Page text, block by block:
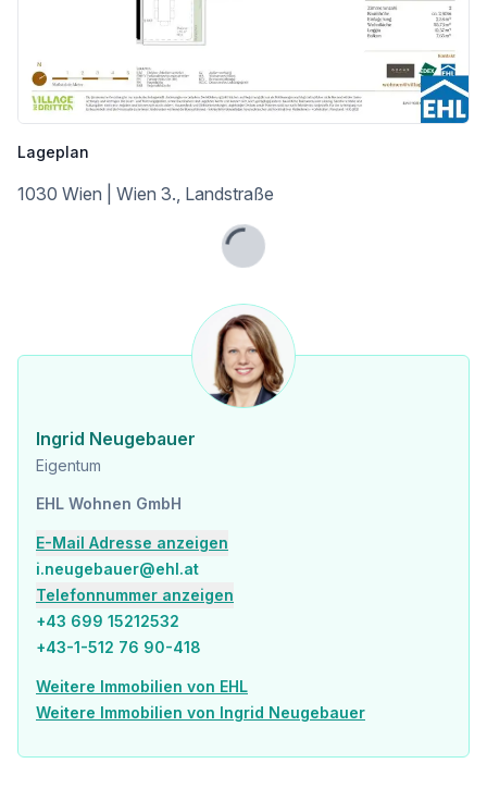
So entsteht ein Wohnraum, der nicht nur für heute, sondern auch für kommende Generationen gedacht ist. Nachhaltigkeits-Pioniere und Eco-Tech-Affine finden hier einen Lebensstil, der ökologisches Bewusstsein und modernen Komfort verbindet.
VILLAGE IM DRITTEN setzt in puncto Energieversorgung europaweit neue Maßstäbe. So viel Energie wie möglich soll vor Ort produziert und verwendet werden. Zum Einsatz kommen dabei 500 Erdwärmesonden mit 150 Tiefe, mehrere großflächige Dach-PV-Anlagen mit über einem Megawatt installierter Leistung, Wärmepumpen und ein Anschluss an die Fernwärme. Bis zu 80 Prozent der Heizenergie im VILLAGE IM DRITTEN werden aus lokalen Quellen gewonnen.
Provisionsfrei für den Käufer
Fertigstellung: 2. Quartal 2027
Dieses Projekt wird von ARE Austrian Real Estate entwickelt und realisiert. ARE ist eine der größten Immobilieneigentümerinnen in Österreich. Das Portfolio umfasst 590 Büro-, Wohn-, und Gewerbeliegenschaften mit rund 1,9 Millionen Quadratmetern vermietbarer Fläche. Der Verkehrswert des Bestandes beträgt rund 4,9 Milliarden Euro. Die Entwicklung attraktiver Stadteile mit durchdachter Infrastruktur zählt zu den Kernkompetenzen der ARE.
Wir weisen darauf hin, dass zwischen dem Vermittler und dem zu vermittelnden Dritten ein familiäres oder wirtschaftliches Naheverhältnis besteht.
Der Vermittler ist als Doppelmakler tätig.
Gesundheit
Apotheke <400m
Krankenhaus <800m
Kinder & Schulen
Schule <300m
Kindergarten <475m
Höhere Schule <500m
Nahversorgung
Supermarkt <150m
Lageplan
1030 Wien | Wien 3., Landstraße
Lade...
Ingrid Neugebauer
Eigentum
EHL Wohnen GmbH
E-Mail Adresse anzeigen
i.neugebauer@ehl.at
Telefonnummer anzeigen
+43 699 15212532
+43-1-512 76 90-418
Weitere Immobilien von EHL
Weitere Immobilien von Ingrid Neugebauer